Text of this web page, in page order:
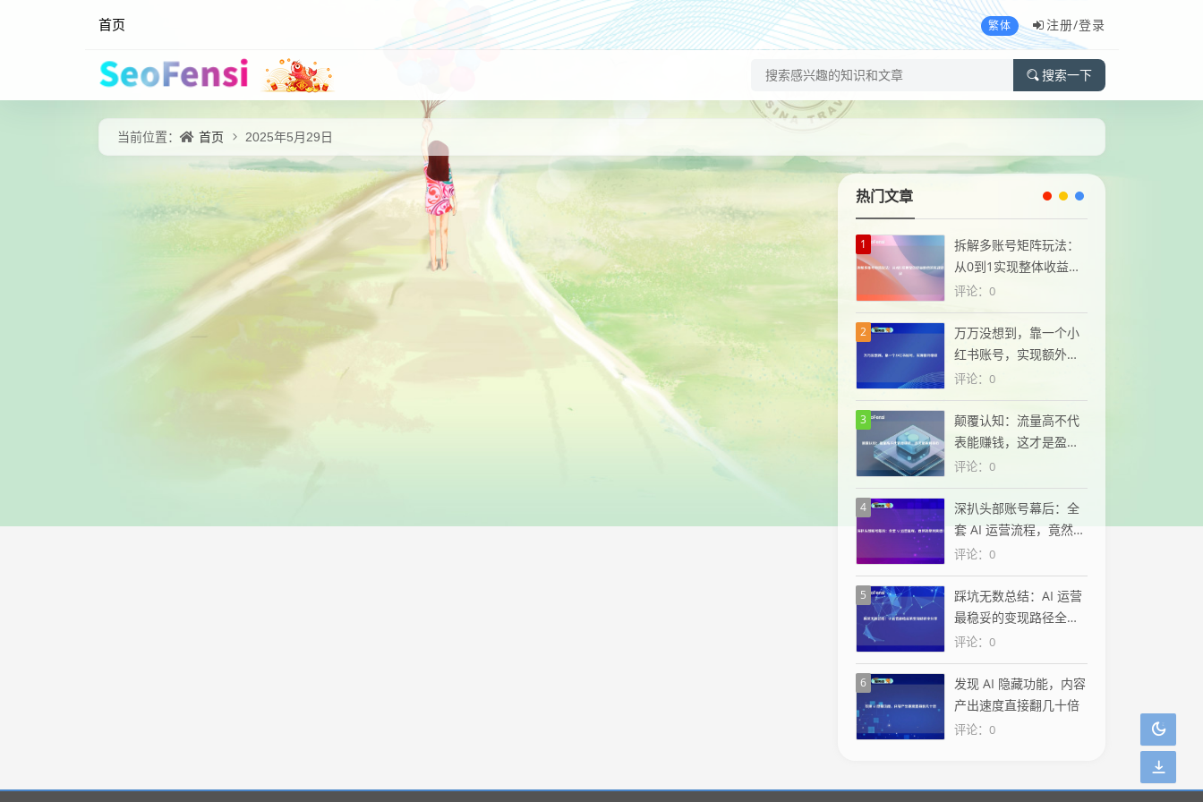
首页 繁体 注册/登录
搜索一下
当前位置： 首页 2025年5月29日
热门文章
1
拆解多账号矩阵玩法：
从0到1实现整体收益翻
倍的实战路径
评论：0
2
万万没想到，靠一个小
红书账号，实现额外增
收
评论：0
3
颠覆认知：流量高不代
表能赚钱，这才是盈利
核心
评论：0
4
深扒头部账号幕后：全
套 AI 运营流程，竟然简
单到离谱！
评论：0
5
踩坑无数总结：AI 运营
最稳妥的变现路径全分
享
评论：0
6
发现 AI 隐藏功能，内容
产出速度直接翻几十倍
评论：0